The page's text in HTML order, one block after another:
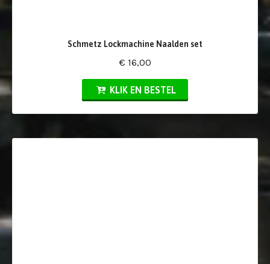
Schmetz Lockmachine Naalden set
€ 16,00
KLIK EN BESTEL